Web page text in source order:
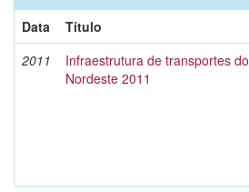
Data
Título
2011
Infraestrutura de transportes do
Nordeste 2011